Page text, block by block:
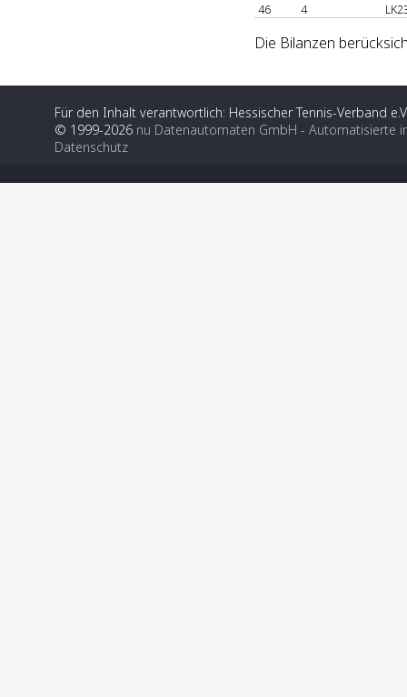
46
4
Die Bilanzen
Für den Inhalt verantwortlich: Hessischer Tennis-Verband
© 1999-2026 nu Datenautomaten GmbH - Automatisierte
Datenschutz